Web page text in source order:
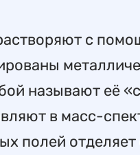
с
называют её
в масс-
полей